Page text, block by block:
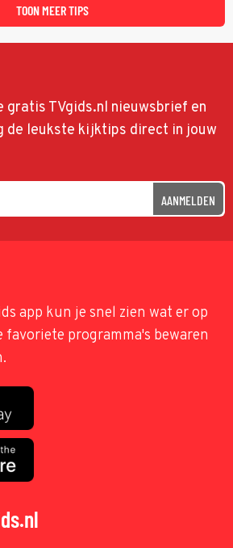
TOON MEER TIPS
gratis TVgids.nl nieuwsbrief en
de leukste kijktips direct in jouw
AANMELDEN
app kun je snel zien wat er op
favoriete programma's bewaren